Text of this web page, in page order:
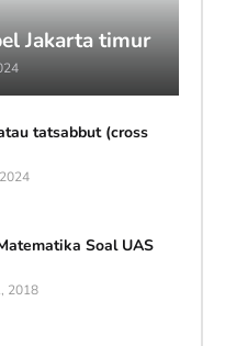
Jakarta timur
tatsabbut (cross
Soal UAS
2018